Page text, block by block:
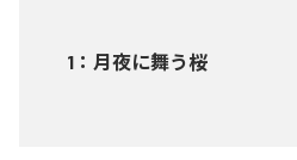
1 ： 月夜に舞う桜